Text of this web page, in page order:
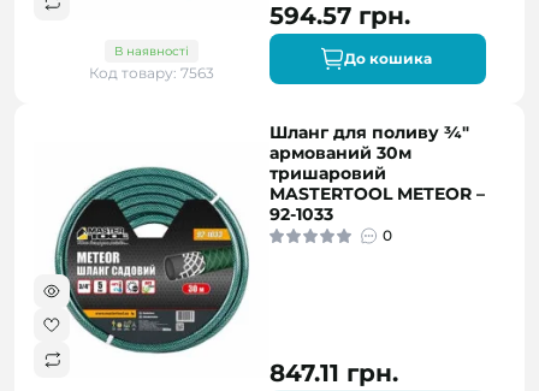
В наявності
Код товару: 7563
594.57 грн.
До кошика
Шланг для поливу ¾"
армований 30м
тришаровий
MASTERTOOL METEOR –
92-1033
0
847.11 грн.